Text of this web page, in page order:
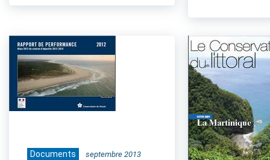
Documents septembre 2013